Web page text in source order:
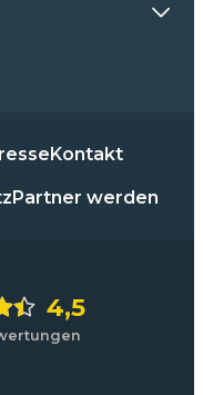
Kontakt
Partner werden
4,5